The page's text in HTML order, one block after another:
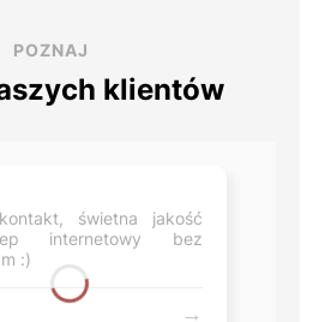
POZNAJ
klientów
świetna jakość
internetowy bez
:)